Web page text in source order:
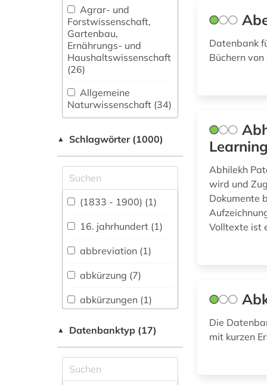
Agrar- und
Forstwissenschaft,
Gartenbau,
Ernährungs- und
Haushaltswissenschaft
(26)
Allgemeine
Naturwissenschaft (34)
fachübergreifende
Allgemeine und
vergleichende Sprach-
und
Literaturwissenschaft.
Indogermanistik.
Außereuropäische
Sprachen und
Anglistik.
Amerikanistik (45)
Vermessungswesen
(18)
▲ Schlagwörter (1000)
(1833 - 1900) (1)
16. jahrhundert (1)
abbreviation (1)
abkürzung (7)
abkürzungen (1)
abschlussarbeit (2)
abstract (1)
adel (1)
▲ Datenbanktyp (17)
Datenbank
Büchern
Learning
Abhilekh
wird und
Dokumente
Volltexte ist
Die
mit kurzen